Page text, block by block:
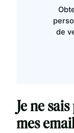
de
Je ne
mes